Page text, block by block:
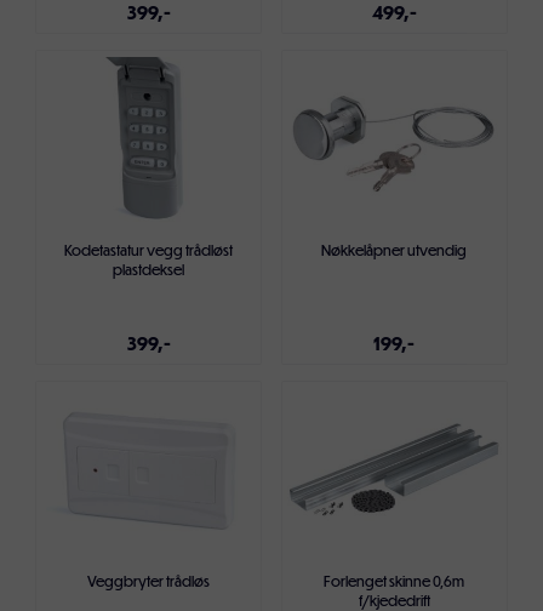
399,-
Legg i handlekurven
499,-
Legg i handlekurven
Kodetastatur vegg trådløst
plastdeksel
399,-
Nøkkelåpner utvendig
199,-
Legg i handlekurven
Veggbryter trådløs
Forlenget skinne 0,6m
f/kjededrift